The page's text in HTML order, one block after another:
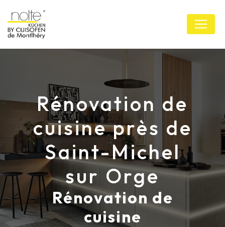
Rénovation de
cuisine près de
Saint-Michel
sur Orge
Rénovation de
cuisine